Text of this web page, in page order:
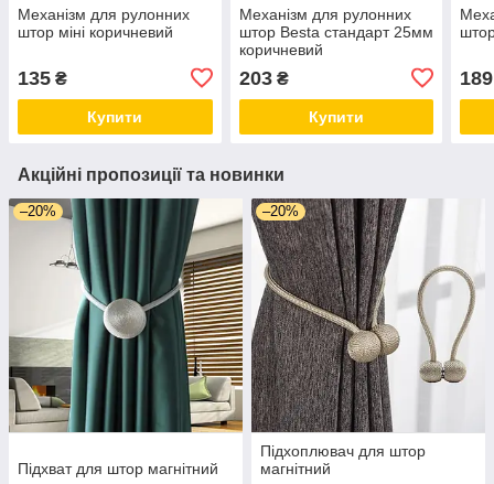
Механізм для рулонних
штор міні коричневий
135 ₴
Купити
Механізм для рулонних
штор Besta стандарт 25мм
коричневий
203₴
Купити
189
Акційні пропозиції та новинки
–20%
Підхват для штор магнітний
–20%
Підхоплювач для штор
магнітний